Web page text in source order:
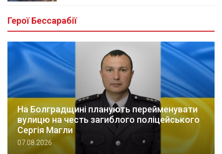
Герої Бессарабії
На Болградщині планують перейменувати
вулицю на честь загиблого поліцейського
Сергія Магли
07.08.2026